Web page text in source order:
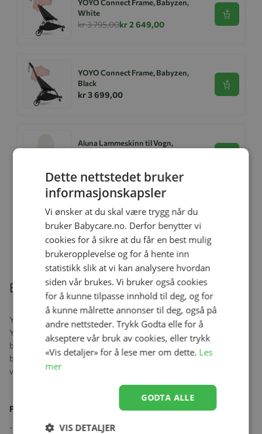
YOYO Connect Frame, Babyzen,
White
kr 3 795,00kr 2 649,00
Se
YOYO Connect Frame, Babyzen,
Black
kr 3 699,00
Se
Aluna Lammeskinn til Vogn,
Ullongs, Helledussen, Deep Oak
kr 279,00kr 167,40
Beskrivelse
YOYO vognpose er utformet slik at barn kan holde seg varme i sin
YOYO takket være sherpa-fôret, gir YOYO fotpose optimal
beskyttelse. I veldig kaldt vær holder fleecehetten med snøring
babyen din enda varmere. For å tilpasse seg alle årstider er hetten
vendbar og den øvre delen av fotposen er fullt avtagbar.
Produktegenskaper:
- Antismussbeskyttelse med åpning nedenfra.
Dette nettstedet bruker
informasjonskapsler
Vi ønsker at du skal være trygg når du
bruker Babycare.no. Derfor benytter vi
cookies for å sikre at du får en best mulig
brukeropplevelse og for å hente inn
statistikk slik at vi kan analysere hvordan
siden vår brukes. Vi bruker også cookies
for å kunne tilpasse innhold til deg, og for
å kunne målrette annonser til deg, også på
andre nettsteder. Trykk Godta elle for å
akseptere vår bruk av cookies, eller trykk
«Vis detaljer» for å lese mer om dette. Les
mer
GODTA ALLE
VIS DETALJER